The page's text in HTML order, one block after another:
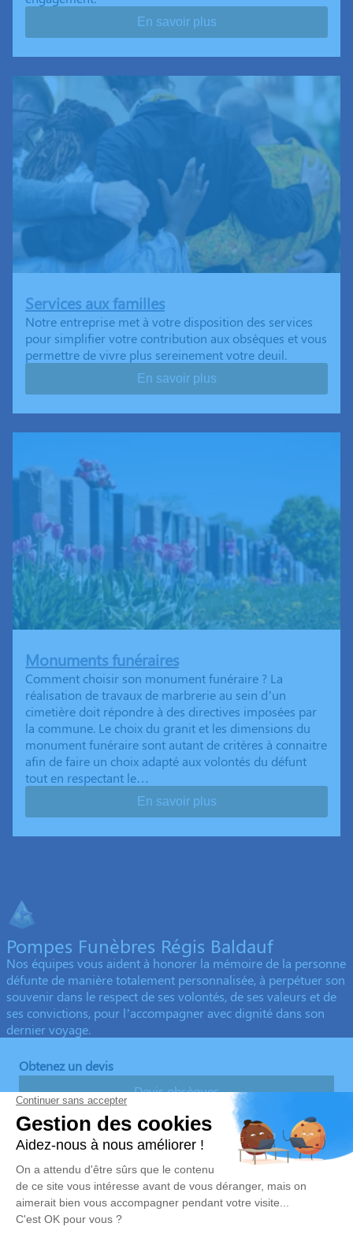
En savoir plus
Services aux familles
Notre entreprise met à votre disposition des services
pour simplifier votre contribution aux obsèques et vous
permettre de vivre plus sereinement votre deuil.
En savoir plus
Monuments funéraires
Comment choisir son monument funéraire ? La
réalisation de travaux de marbrerie au sein d’un
cimetière doit répondre à des directives imposées par
la commune. Le choix du granit et les dimensions du
monument funéraire sont autant de critères à connaitre
afin de faire un choix adapté aux volontés du défunt
tout en respectant le…
En savoir plus
Pompes Funèbres Régis Baldauf
Nos équipes vous aident à honorer la mémoire de la personne
défunte de manière totalement personnalisée, à perpétuer son
souvenir dans le respect de ses volontés, de ses valeurs et de
ses convictions, pour l’accompagner avec dignité dans son
dernier voyage.
Obtenez un devis
Devis obsèques
Devis prévoyance
Devis marbrerie
Nos Services
Organiser des obsèques v1
Liens utiles
Avis de décès